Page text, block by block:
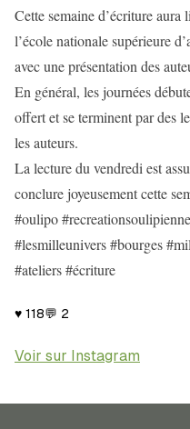
Cette semaine d’écriture
l’école nationale supérieure
avec une présentation des
En général, les journées
offert et se terminent par des
les auteurs.
La lecture du vendredi est
conclure joyeusement cette
#oulipo
#lesmilleunivers #bourges
#ateliers #écriture
♥ 118💬 2
Voir sur Instagram